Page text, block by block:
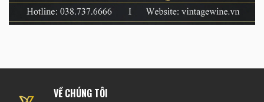
VỀ CHÚNG TÔI